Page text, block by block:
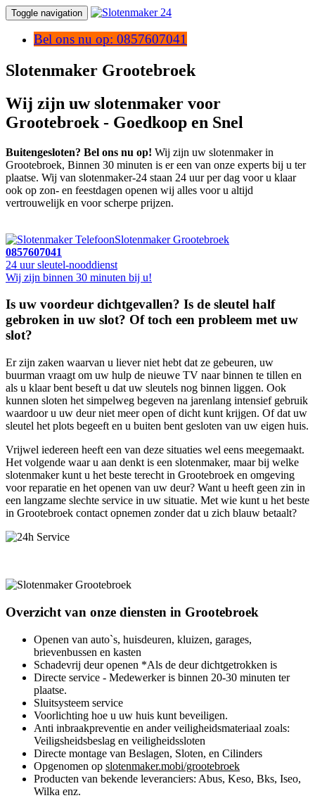
Toggle navigation
Bel ons nu op: 0857607041
Slotenmaker Grootebroek
Wij zijn uw slotenmaker voor
Grootebroek - Goedkoop en Snel
Buitengesloten? Bel ons nu op! Wij zijn uw slotenmaker in
Grootebroek, Binnen 30 minuten is er een van onze experts bij u ter
plaatse. Wij van slotenmaker-24 staan 24 uur per dag voor u klaar
ook op zon- en feestdagen openen wij alles voor u altijd
vertrouwelijk en voor scherpe prijzen.
Slotenmaker Grootebroek
0857607041
24 uur sleutel-nooddienst
Wij zijn binnen 30 minuten bij u!
Is uw voordeur dichtgevallen? Is de sleutel half
gebroken in uw slot? Of toch een probleem met uw
slot?
Er zijn zaken waarvan u liever niet hebt dat ze gebeuren, uw
buurman vraagt om uw hulp de nieuwe TV naar binnen te tillen en
als u klaar bent beseft u dat uw sleutels nog binnen liggen. Ook
kunnen sloten het simpelweg begeven na jarenlang intensief gebruik
waardoor u uw deur niet meer open of dicht kunt krijgen. Of dat uw
sleutel het plots begeeft en u buiten bent gesloten van uw eigen huis.
Vrijwel iedereen heeft een van deze situaties wel eens meegemaakt.
Het volgende waar u aan denkt is een slotenmaker, maar bij welke
slotenmaker kunt u het beste terecht in Grootebroek en omgeving
voor reparatie en het openen van uw deur? Want u heeft geen zin in
een langzame slechte service in uw situatie. Met wie kunt u het beste
in Grootebroek contact opnemen zonder dat u zich blauw betaalt?
Overzicht van onze diensten in Grootebroek
Openen van auto`s, huisdeuren, kluizen, garages,
brievenbussen en kasten
Schadevrij deur openen *Als de deur dichtgetrokken is
Directe service - Medewerker is binnen 20-30 minuten ter
plaatse.
Sluitsysteem service
Voorlichting hoe u uw huis kunt beveiligen.
Anti inbraakpreventie en ander veiligheidsmateriaal zoals:
Veiligsheidsbeslag en veiligheidssloten
Directe montage van Beslagen, Sloten, en Cilinders
Opgenomen op slotenmaker.mobi/grootebroek
Producten van bekende leveranciers: Abus, Keso, Bks, Iseo,
Wilka enz.